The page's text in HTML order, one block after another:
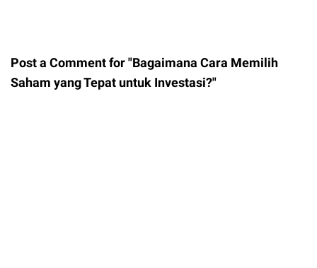
Post a Comment for "Bagaimana Cara Memilih
Saham yang Tepat untuk Investasi?"